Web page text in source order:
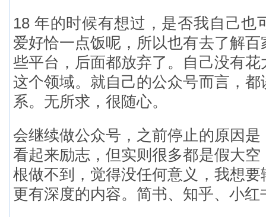
18 年的时候有想过，是否我自己也
爱好恰一点饭呢，所以也有去了解
些平台，后面都放弃了。自己没有
这个领域。就自己的公众号而言，
系。无所求，很随心。
会继续做公众号，之前停止的原因
看起来励志，但实则很多都是假大
根做不到，觉得没任何意义，我想
更有深度的内容。简书、知乎、小红